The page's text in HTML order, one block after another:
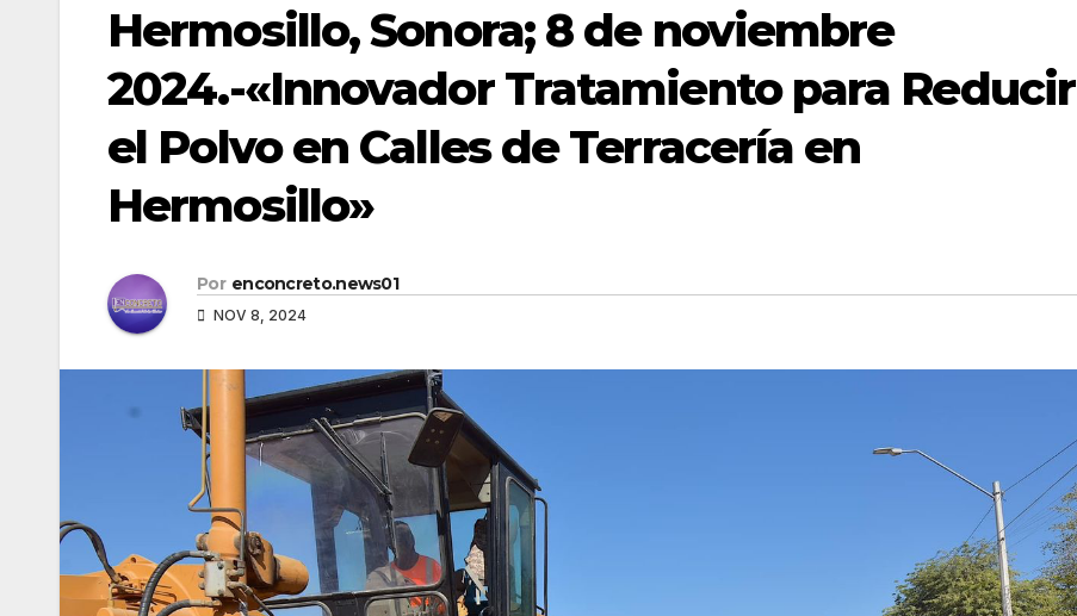
Hermosillo, Sonora; 8 de noviembre
2024.-«Innovador Tratamiento para Reducir
el Polvo en Calles de Terracería en
Hermosillo»
Por enconcreto.news01
NOV 8, 2024